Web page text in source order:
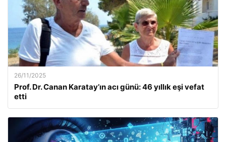
26/11/2025
Prof. Dr. Canan Karatay’ın acı günü: 46 yıllık eşi vefat
etti